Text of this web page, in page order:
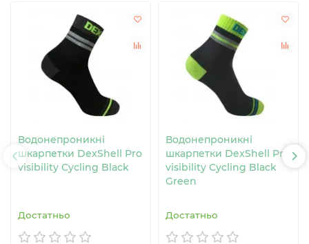
Водонепроникні
шкарпетки DexShell Pro
visibility Cycling Black
Достатньо
Водонепроникні
шкарпетки DexShell Pro
visibility Cycling Black
Green
Достатньо